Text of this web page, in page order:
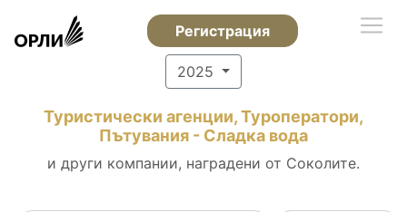
Регистрация
2025
Туристически агенции, Туроператори,
Пътувания - Сладка вода
и други компании, наградени от Соколите.